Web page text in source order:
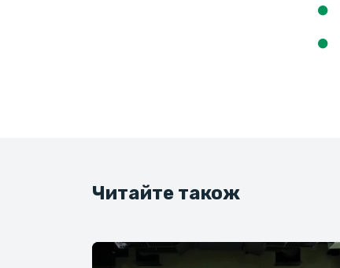
Читайте також